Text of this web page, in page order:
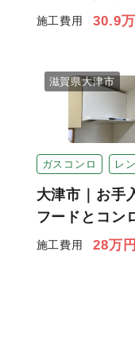
施工費用 30.9
ガスコンロ レ
滋賀県大津市
大津市｜お手
フードとコン
施工費用 28万円